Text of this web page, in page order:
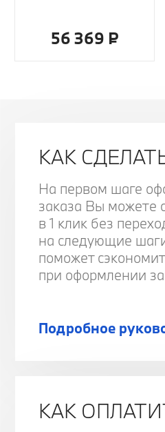
56 369 ₽
КАК
На первом шаге
заказа Вы можете
в 1 клик без
на следующие
поможет
при оформлении
Подробное
КАК